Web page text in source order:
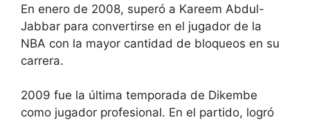
En enero de 2008, superó a Kareem Abdul-
Jabbar para convertirse en el jugador de la
NBA con la mayor cantidad de bloqueos en su
carrera.
2009 fue la última temporada de Dikembe
como jugador profesional. En el partido, logró